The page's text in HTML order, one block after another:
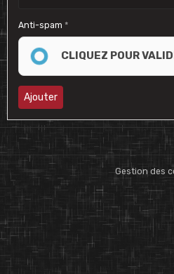
Anti-spam
CLIQUEZ POUR
Ajouter
Gestion des